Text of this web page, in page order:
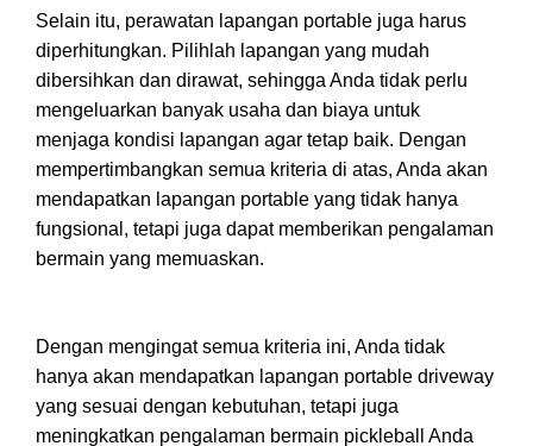
Selain itu, perawatan lapangan portable juga harus
diperhitungkan. Pilihlah lapangan yang mudah
dibersihkan dan dirawat, sehingga Anda tidak perlu
mengeluarkan banyak usaha dan biaya untuk
menjaga kondisi lapangan agar tetap baik. Dengan
mempertimbangkan semua kriteria di atas, Anda akan
mendapatkan lapangan portable yang tidak hanya
fungsional, tetapi juga dapat memberikan pengalaman
bermain yang memuaskan.
Dengan mengingat semua kriteria ini, Anda tidak
hanya akan mendapatkan lapangan portable driveway
yang sesuai dengan kebutuhan, tetapi juga
meningkatkan pengalaman bermain pickleball Anda